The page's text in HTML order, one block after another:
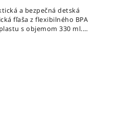
a bezpečná detská
fľaša z flexibilného BPA
s objemom 330 ml.